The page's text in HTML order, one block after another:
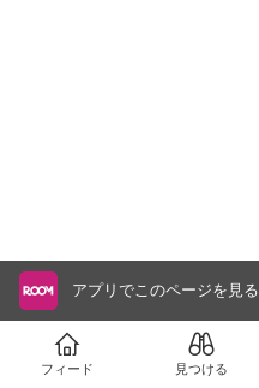
アプリでこのページを見る
フィード 見つける